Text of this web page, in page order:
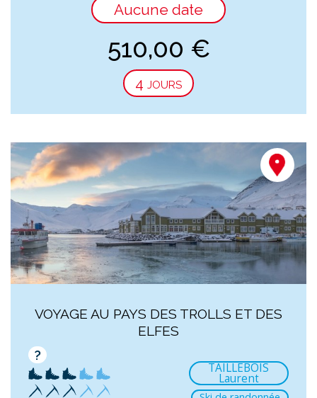
Aucune date
510,00 €
4 jours
VOYAGE AU PAYS DES TROLLS ET DES
ELFES
?
TAILLEBOIS
Laurent